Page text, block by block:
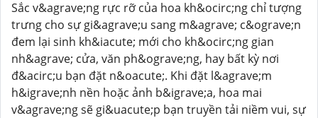
Sắc v&agrave;ng rực rỡ của hoa kh&ocirc;ng chỉ tượng
trưng cho sự gi&agrave;u sang m&agrave; c&ograve;n
đem lại sinh kh&iacute; mới cho kh&ocirc;ng gian
nh&agrave; cửa, văn ph&ograve;ng, hay bất kỳ nơi
đ&acirc;u bạn đặt n&oacute;. Khi đặt l&agrave;m
h&igrave;nh nền hoặc ảnh b&igrave;a, hoa mai
v&agrave;ng sẽ gi&uacute;p bạn truyền tải niềm vui, sự